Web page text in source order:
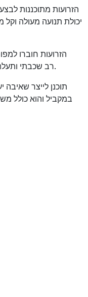
הזרועות מתוכננות
יכולת תנועה מעולה וקל
הזרועות חוברו
עשויות pvc רב שכבתי ותעלה מרכזית עשויה ברזל מגולוון.
במקביל והוא כולל